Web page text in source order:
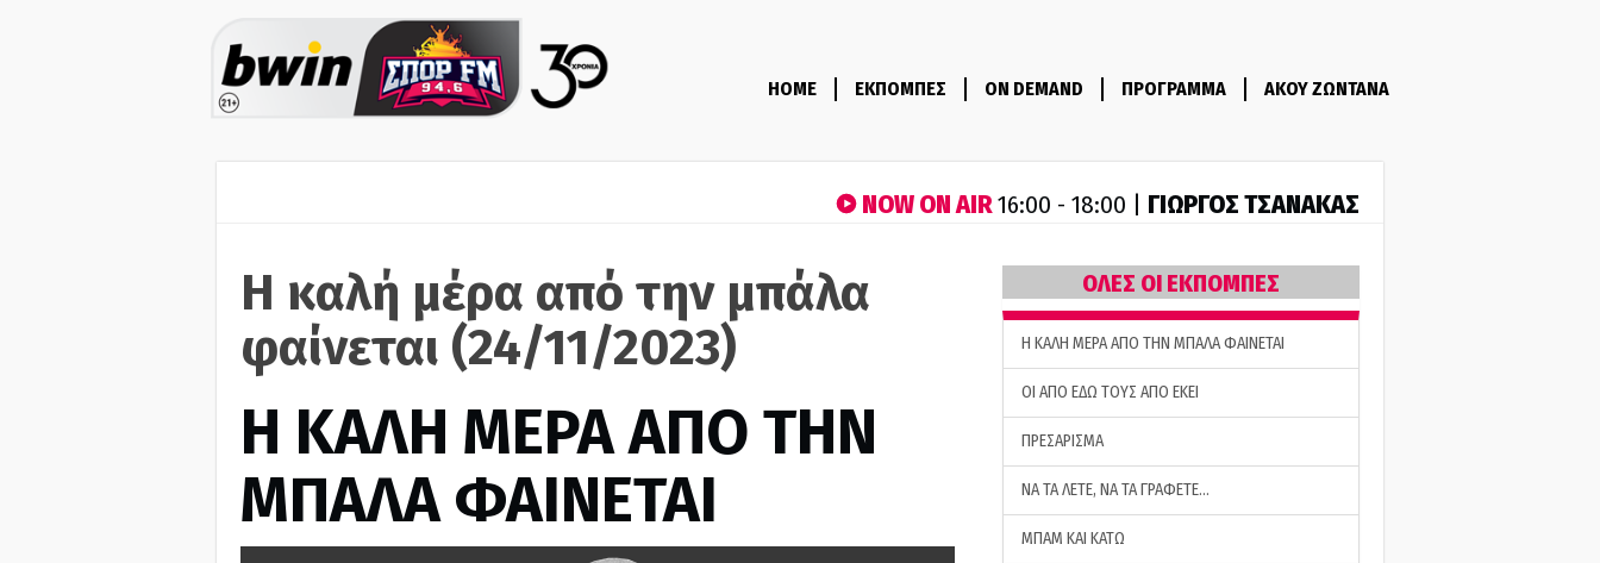
HOME ΕΚΠΟΜΠΕΣ ON DEMAND ΠΡΟΓΡΑΜΜΑ ΑΚΟΥ ΖΩΝΤΑΝΑ
NOW ON AIR16:00 - 18:00 | ΓΙΩΡΓΟΣ ΤΣΑΝΑΚΑΣ
Η καλή μέρα από την μπάλα
φαίνεται (24/11/2023)
H ΚΑΛΗ ΜΕΡΑ ΑΠΟ ΤΗΝ
ΜΠΑΛΑ ΦΑΙΝΕΤΑΙ
ΟΛΕΣ ΟΙ ΕΚΠΟΜΠΕΣ
H ΚΑΛΗ ΜΕΡΑ ΑΠΟ ΤΗΝ ΜΠΑΛΑ ΦΑΙΝΕΤΑΙ
ΟΙ ΑΠΟ ΕΔΩ ΤΟΥΣ ΑΠΟ ΕΚΕΙ
ΠΡΕΣΑΡΙΣΜΑ
ΝΑ ΤΑ ΛΕΤΕ, ΝΑ ΤΑ ΓΡΑΦΕΤΕ…
ΜΠΑΜ ΚΑΙ ΚΑΤΩ